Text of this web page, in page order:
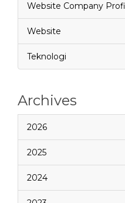
Website Company
Website
Teknologi
Archives
2026
2025
2024